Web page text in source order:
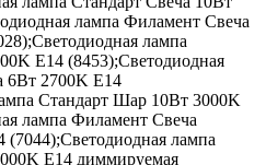
лампа Филамент Свеча
лампа
E14 (8453);Светодиодная
6Вт 2700K E14
Стандарт Шар 10Вт 3000K
лампа Филамент Свеча
(7044);Светодиодная лампа
E14 диммируемая